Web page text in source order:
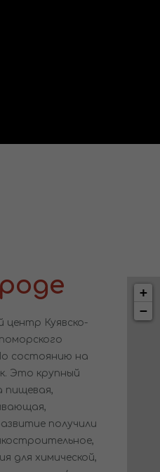
Куявско-
состоянию на
Это крупный
пищевая,
получили
для химической,
+
−